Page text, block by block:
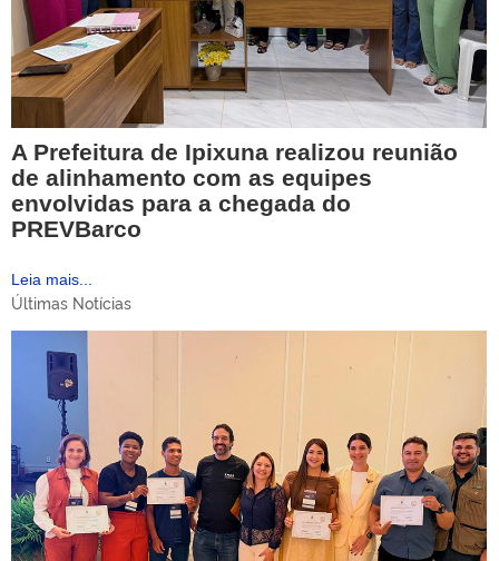
A Prefeitura de Ipixuna realizou reunião
de alinhamento com as equipes
envolvidas para a chegada do
PREVBarco
Leia mais...
Últimas Notícias